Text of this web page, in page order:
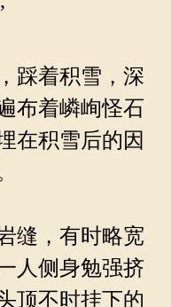
踩着积雪，深
布着嶙峋怪石
在积雪后的因
缝，有时略宽
人侧身勉强挤
顶不时挂下的